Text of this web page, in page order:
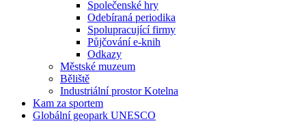
Společenské hry
Odebíraná periodika
Spolupracující firmy
Půjčování e-knih
Odkazy
Městské muzeum
Běliště
Industriální prostor Kotelna
Kam za sportem
Globální geopark UNESCO